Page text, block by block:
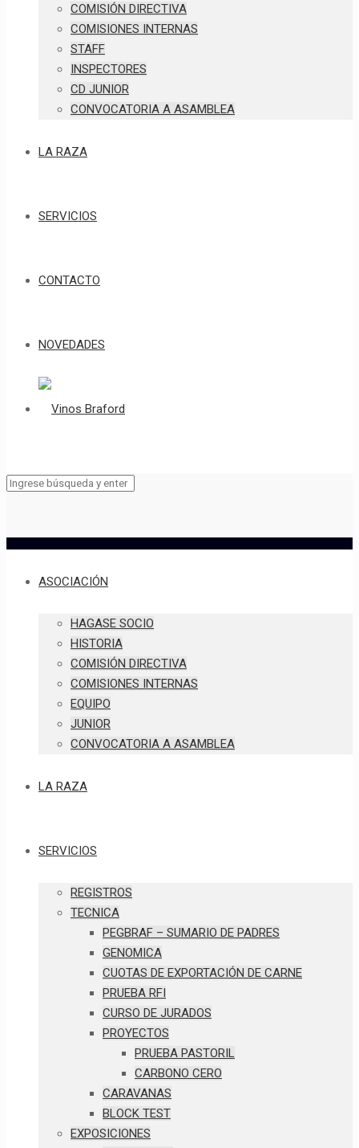
COMISIÓN DIRECTIVA
COMISIONES INTERNAS
STAFF
INSPECTORES
CD JUNIOR
CONVOCATORIA A ASAMBLEA
LA RAZA
SERVICIOS
CONTACTO
NOVEDADES
ASOCIACIÓN
HAGASE SOCIO
HISTORIA
COMISIÓN DIRECTIVA
COMISIONES INTERNAS
EQUIPO
JUNIOR
CONVOCATORIA A ASAMBLEA
LA RAZA
SERVICIOS
REGISTROS
TECNICA
PEGBRAF – SUMARIO DE PADRES
GENOMICA
CUOTAS DE EXPORTACIÓN DE CARNE
PRUEBA RFI
CURSO DE JURADOS
PROYECTOS
PRUEBA PASTORIL
CARBONO CERO
CARAVANAS
BLOCK TEST
EXPOSICIONES